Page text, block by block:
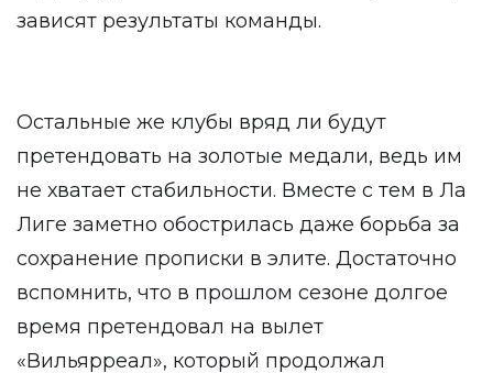
зависят результаты команды.
Остальные же клубы вряд ли будут
претендовать на золотые медали, ведь им
не хватает стабильности. Вместе с тем в Ла
Лиге заметно обострилась даже борьба за
сохранение прописки в элите. Достаточно
вспомнить, что в прошлом сезоне долгое
время претендовал на вылет
«Вильярреал», который продолжал